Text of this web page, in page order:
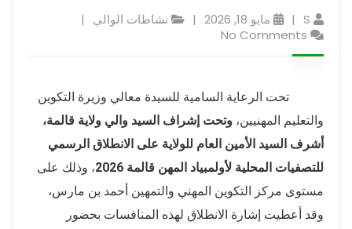
S مايو 18, 2026
نشاطات الوالي
No Comments
تحت الرعاية السامية للسيدة معالي وزيرة التكوين
والتعليم المهنيين، وتحت إشراف السيد والي ولاية قالمة،
أشرف السيد الأمين العام للولاية على الانطلاق الرسمي
للتصفيات المحلية لأولمبياد المهن قالمة 2026
، وذلك على
مستوى مركز التكوين المهني والتمهين أحمد بن مارس،
وقد أعطيت إشارة الانطلاق لهذه المنافسات بحضور